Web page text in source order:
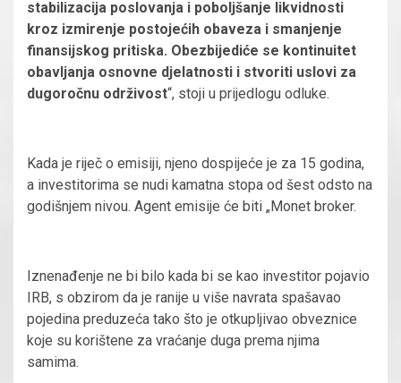
stabilizacija poslovanja i poboljšanje likvidnosti
kroz izmirenje postojećih obaveza i smanjenje
finansijskog pritiska. Obezbijediće se kontinuitet
obavljanja osnovne djelatnosti i stvoriti uslovi za
dugoročnu održivost“, stoji u prijedlogu odluke.
Kada je riječ o emisiji, njeno dospijeće je za 15 godina,
a investitorima se nudi kamatna stopa od šest odsto na
godišnjem nivou. Agent emisije će biti „Monet broker.
Iznenađenje ne bi bilo kada bi se kao investitor pojavio
IRB, s obzirom da je ranije u više navrata spašavao
pojedina preduzeća tako što je otkupljivao obveznice
koje su korištene za vraćanje duga prema njima
samima.